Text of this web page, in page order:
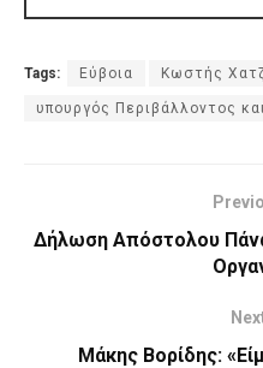
Tags: Εύβοια Κωστής
υπουργός Περιβάλλοντος
Δήλωση Απόστολου Πάνα
Μάκης Βορίδης: